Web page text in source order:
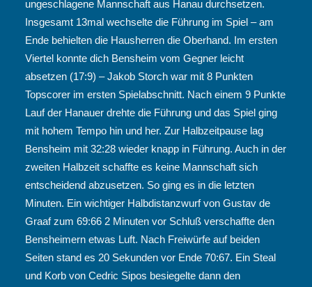
ungeschlagene Mannschaft aus Hanau durchsetzen.
Insgesamt 13mal wechselte die Führung im Spiel – am
Ende behielten die Hausherren die Oberhand. Im ersten
Viertel konnte dich Bensheim vom Gegner leicht
absetzen (17:9) – Jakob Storch war mit 8 Punkten
Topscorer im ersten Spielabschnitt. Nach einem 9 Punkte
Lauf der Hanauer drehte die Führung und das Spiel ging
mit hohem Tempo hin und her. Zur Halbzeitpause lag
Bensheim mit 32:28 wieder knapp in Führung. Auch in der
zweiten Halbzeit schaffte es keine Mannschaft sich
entscheidend abzusetzen. So ging es in die letzten
Minuten. Ein wichtiger Halbdistanzwurf von Gustav de
Graaf zum 69:66 2 Minuten vor Schluß verschaffte den
Bensheimern etwas Luft. Nach Freiwürfe auf beiden
Seiten stand es 20 Sekunden vor Ende 70:67. Ein Steal
und Korb von Cedric Sipos besiegelte dann den